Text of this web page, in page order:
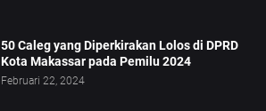
50 Caleg yang Diperkirakan Lolos di DPRD
Kota Makassar pada Pemilu 2024
Februari 22, 2024